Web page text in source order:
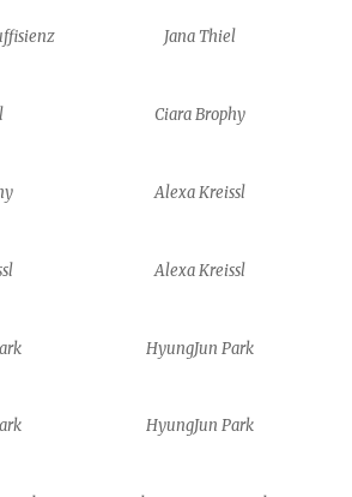
Jana Thiel
Ciara Brophy
Alexa Kreissl
Alexa Kreissl
HyungJun Park
HyungJun Park